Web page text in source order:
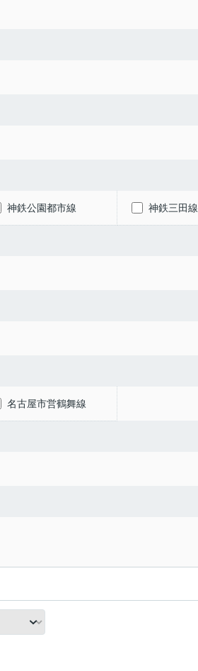
神鉄公園都市線 神鉄三田線
名古屋市営鶴舞線